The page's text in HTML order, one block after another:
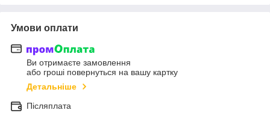
Умови оплати
Ви отримаєте замовлення
або гроші повернуться на вашу картку
Детальніше
Післяплата